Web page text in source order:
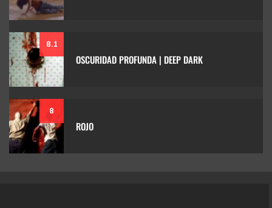
8.1
OSCURIDAD PROFUNDA | DEEP DARK
8
ROJO